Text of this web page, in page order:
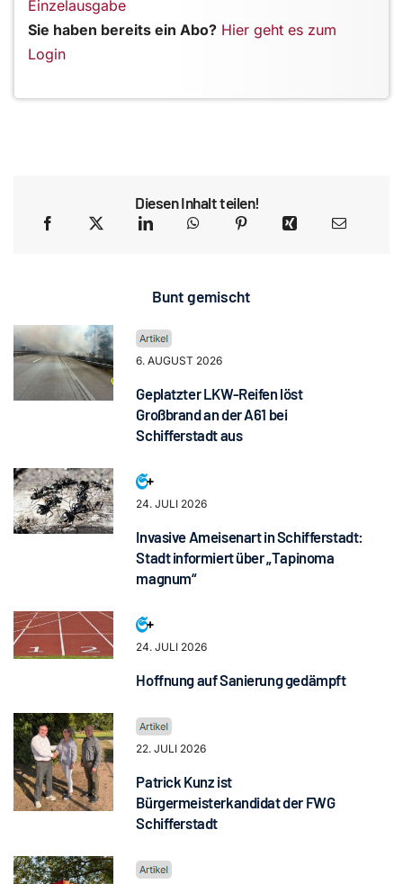
Einzelausgabe
Sie haben bereits ein Abo? Hier geht es zum
Login
Diesen Inhalt teilen!
Bunt gemischt
6. AUGUST 2026
Geplatzter LKW-Reifen löst
Großbrand an der A61 bei
Schifferstadt aus
24. JULI 2026
Invasive Ameisenart in Schifferstadt:
Stadt informiert über „Tapinoma
magnum“
24. JULI 2026
Hoffnung auf Sanierung gedämpft
22. JULI 2026
Patrick Kunz ist
Bürgermeisterkandidat der FWG
Schifferstadt